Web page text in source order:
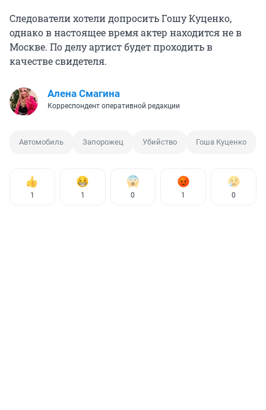
Следователи хотели допросить Гошу Куценко,
однако в настоящее время актер находится не в
Москве. По делу артист будет проходить в
качестве свидетеля.
Алена Смагина
Корреспондент оперативной редакции
Автомобиль Запорожец Убийство Гоша Куценко
1 1 0 1 0